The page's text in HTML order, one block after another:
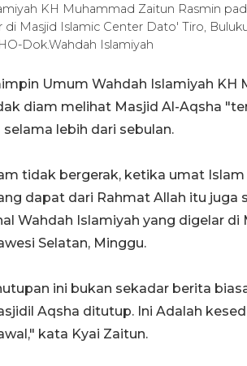
KH Muhammad Zaitun Rasmin
Masjid Islamic Center Dato' Tiro,
Dok.Wahdah Islamiyah
Umum Wahdah Islamiyah KH
diam melihat Masjid Al-Aqsha
lebih dari sebulan.
tidak bergerak, ketika umat
dapat dari Rahmat Allah itu juga
Wahdah Islamiyah yang digelar di
Selatan, Minggu.
ini bukan sekadar berita
Aqsha ditutup. Ini Adalah
kata Kyai Zaitun.